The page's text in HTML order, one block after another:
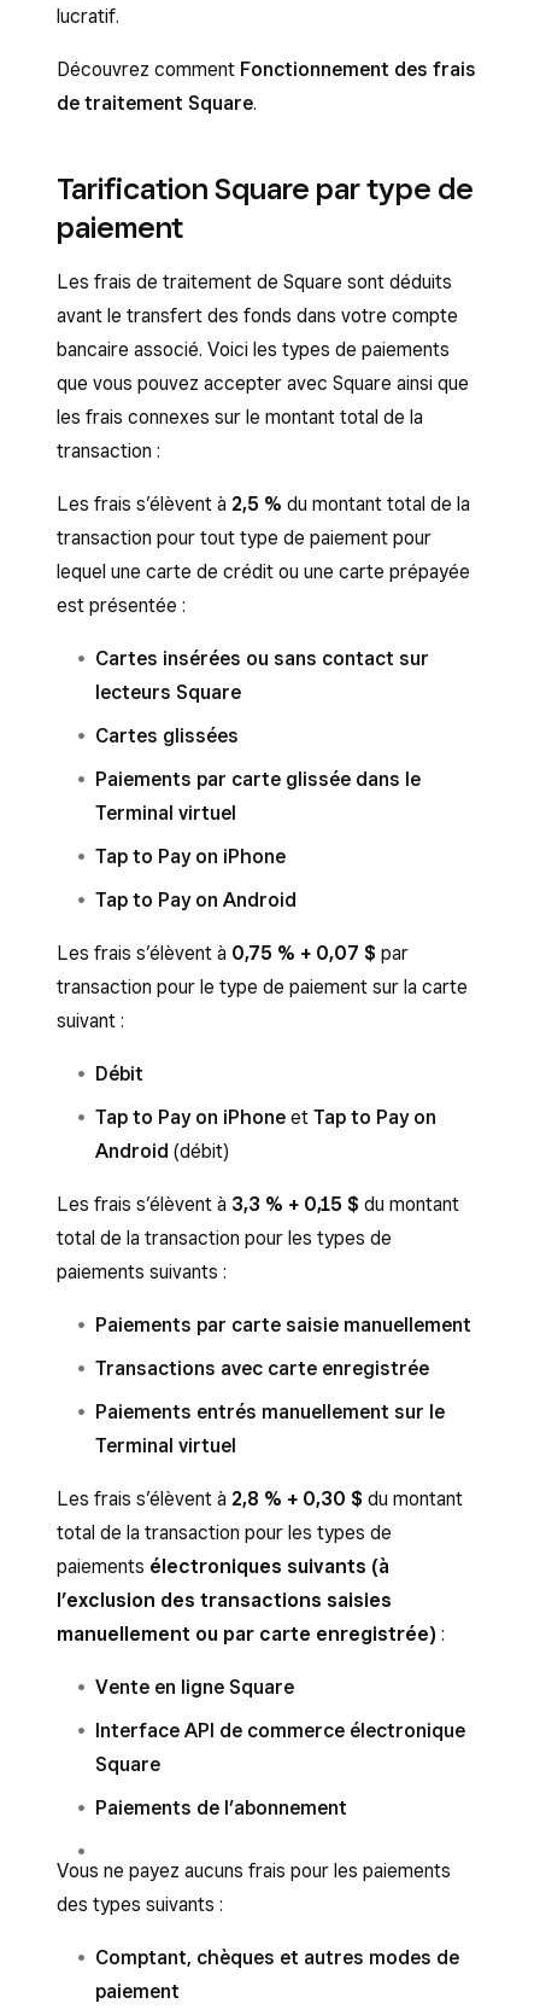
lucratif.
Découvrez comment Fonctionnement des frais
de traitement Square.
Tarification Square par type de
paiement
Les frais de traitement de Square sont déduits
avant le transfert des fonds dans votre compte
bancaire associé. Voici les types de paiements
que vous pouvez accepter avec Square ainsi que
les frais connexes sur le montant total de la
transaction :
Les frais s’élèvent à 2,5 % du montant total de la
transaction pour tout type de paiement pour
lequel une carte de crédit ou une carte prépayée
est présentée :
Cartes insérées ou sans contact sur
lecteurs Square
Cartes glissées
Paiements par carte glissée dans le
Terminal virtuel
Tap to Pay on iPhone
Tap to Pay on Android
Les frais s’élèvent à 0,75 % + 0,07 $ par
transaction pour le type de paiement sur la carte
suivant :
Débit
Tap to Pay on iPhone et Tap to Pay on
Android (débit)
Les frais s’élèvent à 3,3 % + 0,15 $ du montant
total de la transaction pour les types de
paiements suivants :
Paiements par carte saisie manuellement
Transactions avec carte enregistrée
Paiements entrés manuellement sur le
Terminal virtuel
Les frais s’élèvent à 2,8 % + 0,30 $ du montant
total de la transaction pour les types de
paiements électroniques suivants (à
l’exclusion des transactions saisies
manuellement ou par carte enregistrée) :
Vente en ligne Square
Interface API de commerce électronique
Square
Paiements de l’abonnement
Vous ne payez aucuns frais pour les paiements
des types suivants :
Comptant, chèques et autres modes de
paiement